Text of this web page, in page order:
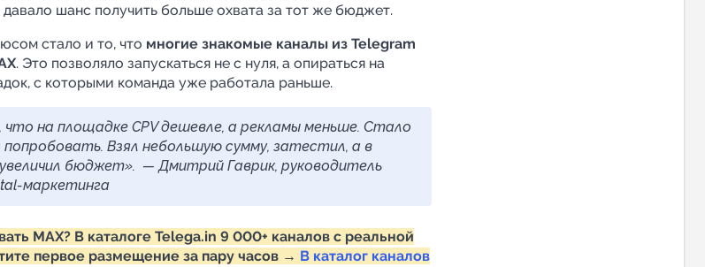
шанс получить больше охвата за тот же бюджет.
стало и то, что многие знакомые каналы из Telegram
. Это позволяло запускаться не с нуля, а опираться на
с которыми команда уже работала раньше.
что на площадке CPV дешевле, а рекламы меньше. Стало
Взял небольшую сумму, затестил, а в
бюджет». — Дмитрий Гаврик, руководитель
маркетинга
MAX? В каталоге Telega.in 9 000+ каналов с реальной
первое размещение за пару часов → В каталог каналов